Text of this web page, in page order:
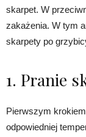
skarpet. W
zakażenia. W tym
skarpety po
1. Pranie
Pierwszym
odpowiedniej